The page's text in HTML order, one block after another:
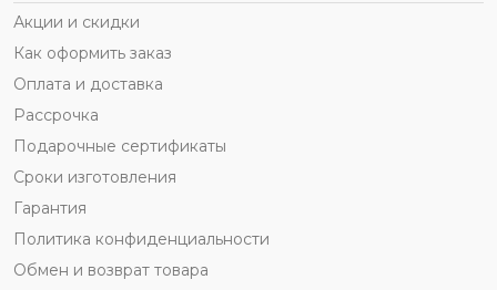
Акции и скидки
Как оформить заказ
Оплата и доставка
Рассрочка
Подарочные сертификаты
Сроки изготовления
Гарантия
Политика конфиденциальности
Обмен и возврат товара